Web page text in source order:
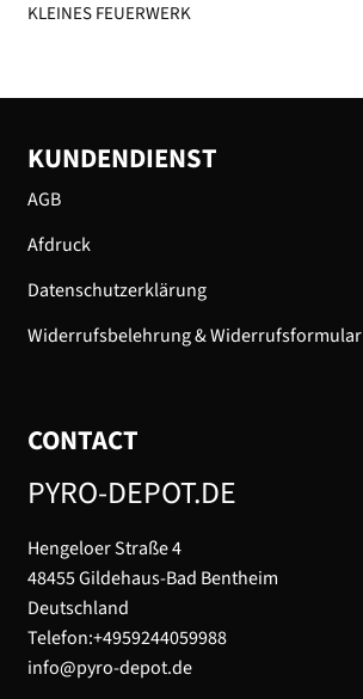
KLEINES FEUERWERK​
KUNDENDIENST
AGB
Afdruck
Datenschutzerklärung
Widerrufsbelehrung & Widerrufsformular
CONTACT
PYRO-DEPOT.DE
Hengeloer Straße 4
48455 Gildehaus-Bad Bentheim
Deutschland
Telefon:+4959244059988
info@pyro-depot.de